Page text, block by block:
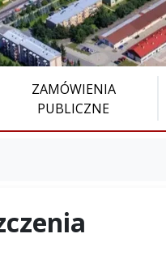
ZAMÓWIENIA
PUBLICZNE